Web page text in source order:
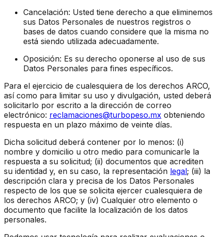
Cancelación: Usted tiene derecho a que eliminemos
sus Datos Personales de nuestros registros o
bases de datos cuando considere que la misma no
está siendo utilizada adecuadamente.
Oposición: Es su derecho oponerse al uso de sus
Datos Personales para fines específicos.
Para el ejercicio de cualesquiera de los derechos ARCO,
así como para limitar su uso y divulgación, usted deberá
solicitarlo por escrito a la dirección de correo
electrónico: reclamaciones@turbopeso.mx obteniendo
respuesta en un plazo máximo de veinte días.
Dicha solicitud deberá contener por lo menos: (i)
nombre y domicilio u otro medio para comunicarle la
respuesta a su solicitud; (ii) documentos que acrediten
su identidad y, en su caso, la representación legal; (iii) la
descripción clara y precisa de los Datos Personales
respecto de los que se solicita ejercer cualesquiera de
los derechos ARCO; y (iv) Cualquier otro elemento o
documento que facilite la localización de los datos
personales.